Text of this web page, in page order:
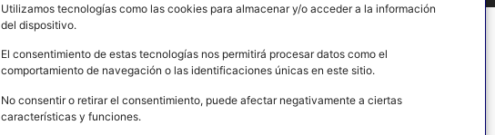
Utilizamos tecnologías como las cookies para almacenar y/o acceder a la información
del dispositivo.
El consentimiento de estas tecnologías nos permitirá procesar datos como el
comportamiento de navegación o las identificaciones únicas en este sitio.
No consentir o retirar el consentimiento, puede afectar negativamente a ciertas
características y funciones.